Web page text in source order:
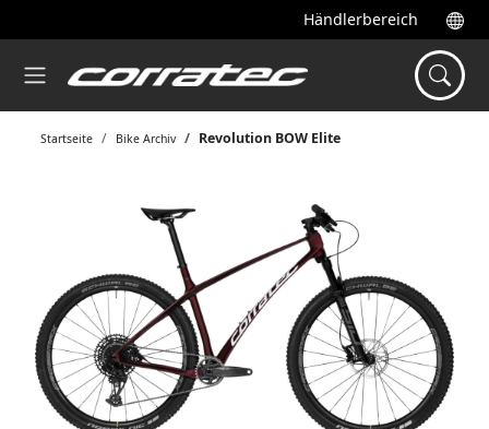
Händlerbereich
Startseite Bike Archiv Revolution BOW Elite